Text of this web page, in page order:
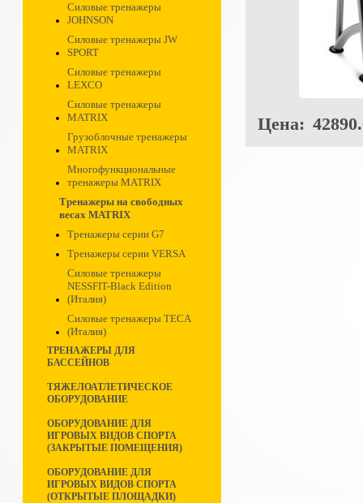
Силовые тренажеры
JOHNSON
Силовые тренажеры JW
SPORT
Силовые тренажеры
LEXCO
Силовые тренажеры
MATRIX
Грузоблочные тренажеры
MATRIX
Многофункциональные
тренажеры MATRIX
Тренажеры на свободных
весах MATRIX
Тренажеры серии G7
Тренажеры серии VERSA
Силовые тренажеры
NESSFIT-Black Edition
(Италия)
Силовые тренажеры TECA
(Италия)
ТРЕНАЖЕРЫ ДЛЯ
БАССЕЙНОВ
ТЯЖЕЛОАТЛЕТИЧЕСКОЕ
ОБОРУДОВАНИЕ
ОБОРУДОВАНИЕ ДЛЯ
ИГРОВЫХ ВИДОВ СПОРТА
(ЗАКРЫТЫЕ ПОМЕЩЕНИЯ)
ОБОРУДОВАНИЕ ДЛЯ
ИГРОВЫХ ВИДОВ СПОРТА
(ОТКРЫТЫЕ ПЛОЩАДКИ)
Цена: